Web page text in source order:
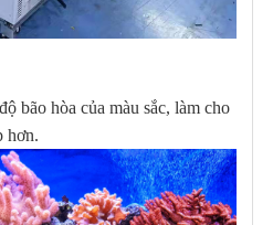
bão hòa của màu sắc, làm cho
hơn.